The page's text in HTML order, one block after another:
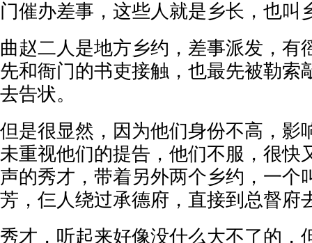
门催办差事，这些人就是乡长，也叫
曲赵二人是地方乡约，差事派发，有
先和衙门的书吏接触，也最先被勒索
去告状。
但是很显然，因为他们身份不高，影
未重视他们的提告，他们不服，很快
声的秀才，带着另外两个乡约，一个
芳，仨人绕过承德府，直接到总督府
秀才，听起来好像没什么大不了的，